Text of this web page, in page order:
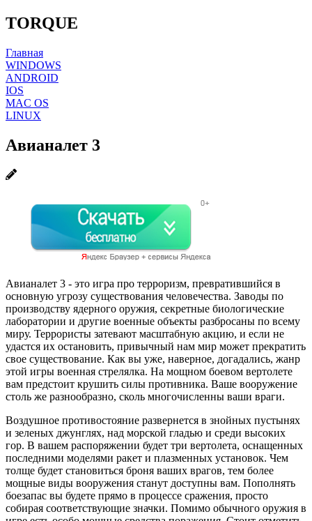
TORQUE
Главная
WINDOWS
ANDROID
IOS
MAC OS
LINUX
Авианалет 3
Авианалет 3 - это игра про терроризм, превратившийся в
основную угрозу существования человечества. Заводы по
производству ядерного оружия, секретные биологические
лаборатории и другие военные объекты разбросаны по всему
миру. Террористы затевают масштабную акцию, и если не
удастся их остановить, привычный нам мир может прекратить
свое существование. Как вы уже, наверное, догадались, жанр
этой игры военная стрелялка. На мощном боевом вертолете
вам предстоит крушить силы противника. Ваше вооружение
столь же разнообразно, сколь многочисленны ваши враги.
Воздушное противостояние развернется в знойных пустынях
и зеленых джунглях, над морской гладью и среди высоких
гор. В вашем распоряжении будет три вертолета, оснащенных
последними моделями ракет и плазменных установок. Чем
толще будет становиться броня ваших врагов, тем более
мощные виды вооружения станут доступны вам. Пополнять
боезапас вы будете прямо в процессе сражения, просто
собирая соответствующие значки. Помимо обычного оружия в